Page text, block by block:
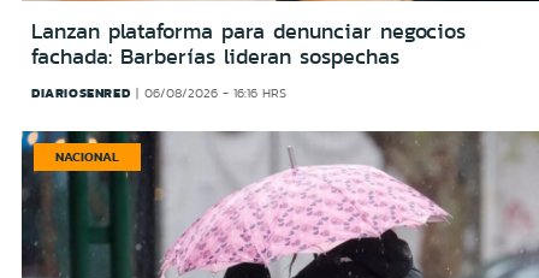
Lanzan plataforma para denunciar negocios
fachada: Barberías lideran sospechas
DIARIOSENRED 06/08/2026 - 16:16 HRS
NACIONAL